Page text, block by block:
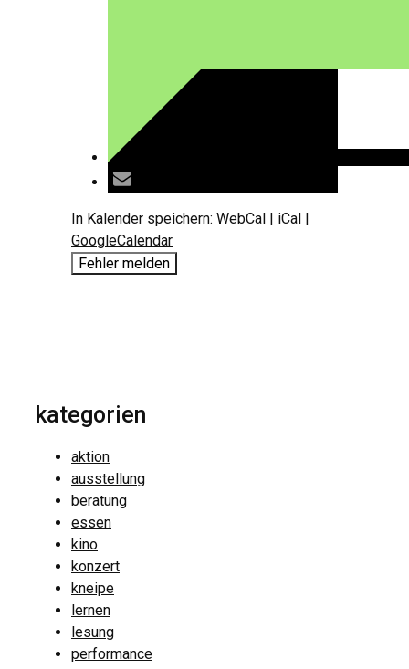
In Kalender speichern: WebCal | iCal |
GoogleCalendar
Fehler melden
kategorien
aktion
ausstellung
beratung
essen
kino
konzert
kneipe
lernen
lesung
performance